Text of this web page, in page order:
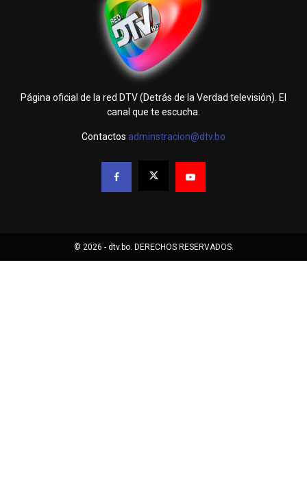
Página oficial de la red DTV (Detrás de la Verdad televisión). El
canal que te escucha.
Contactos adminstracion@dtv.bo
© 2026 - dtv.bo. DERECHOS RESERVADOS.